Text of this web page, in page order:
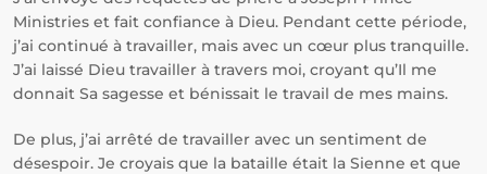
Ministries et fait confiance à Dieu. Pendant cette période,
j’ai continué à travailler, mais avec un cœur plus tranquille.
J’ai laissé Dieu travailler à travers moi, croyant qu’Il me
donnait Sa sagesse et bénissait le travail de mes mains.
De plus, j’ai arrêté de travailler avec un sentiment de
désespoir. Je croyais que la bataille était la Sienne et que